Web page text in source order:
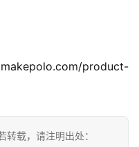
product-
载，请注明出处：